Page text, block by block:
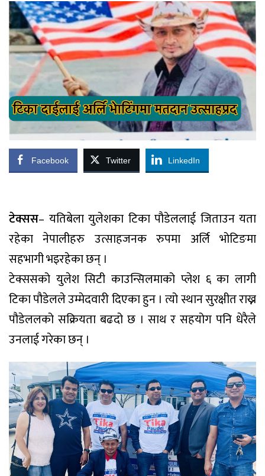
Facebook Twitter LinkedIn
टेक्सस– यतिबेला युलेशका टिका पौडेललाई जिताउन यता
रहेका नेपालीहरु उत्साहजनक रुपमा अर्लि भोटिङमा
सहभागी भइरहेका छन् ।
टेक्ससको युलेश सिटी काउन्सिलमाको प्लेश ६ का लागी
टिका पौडेलले उम्मेदवारी दिएका हुन । त्यो स्थान सुरक्षीत राख्न
पौडेललको सक्रियता बढदो छ । साथ र सहयोग पनि धेरैले
उनलाई गरेका छन् ।